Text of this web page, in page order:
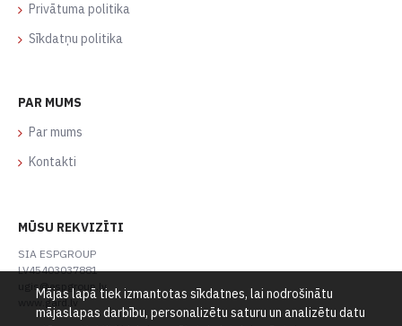
Privātuma politika
Sīkdatņu politika
PAR MUMS
Par mums
Kontakti
MŪSU REKVIZĪTI
SIA ESPGROUP
LV45403037881
ugis@espgroup.lv
www.gard.lv
Mājas lapā tiek izmantotas sīkdatnes, lai nodrošinātu
mājaslapas darbību, personalizētu saturu un analizētu datu